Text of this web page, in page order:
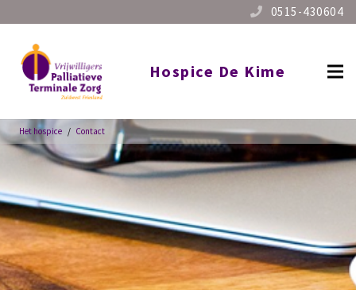
0515-430604
Hospice De Kime
Het hospice / Contact